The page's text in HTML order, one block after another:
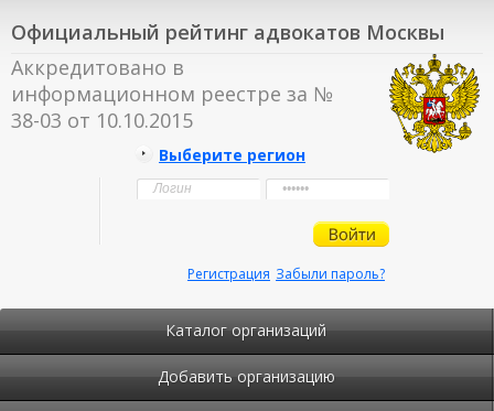
Официальный рейтинг адвокатов Москвы
Аккредитовано в
информационном реестре за №
38-03 от 10.10.2015
Выберите регион
Забыли пароль?
Регистрация
Каталог организаций
Добавить организацию